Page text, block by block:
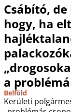
Csábító,
hogy, ha
a
Belföld
Kerületi